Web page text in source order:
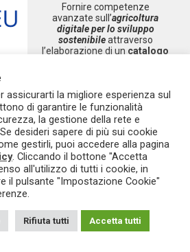
Fornire competenze
avanzate sull’agricoltura
digitale per lo sviluppo
sostenibileattraverso
l’elaborazione di un catalogo
insegnamento innovative.
SCOPRI
assicurarti la migliore esperienza sul
di garantire le funzionalità
la gestione della rete e
desideri sapere di più sui cookie
gestirli, puoi accedere alla pagina
. Cliccando il bottone "Accetta
all'utilizzo di tutti i cookie, in
il pulsante "Impostazione Cookie"
Rifiuta tutti Accetta tutti